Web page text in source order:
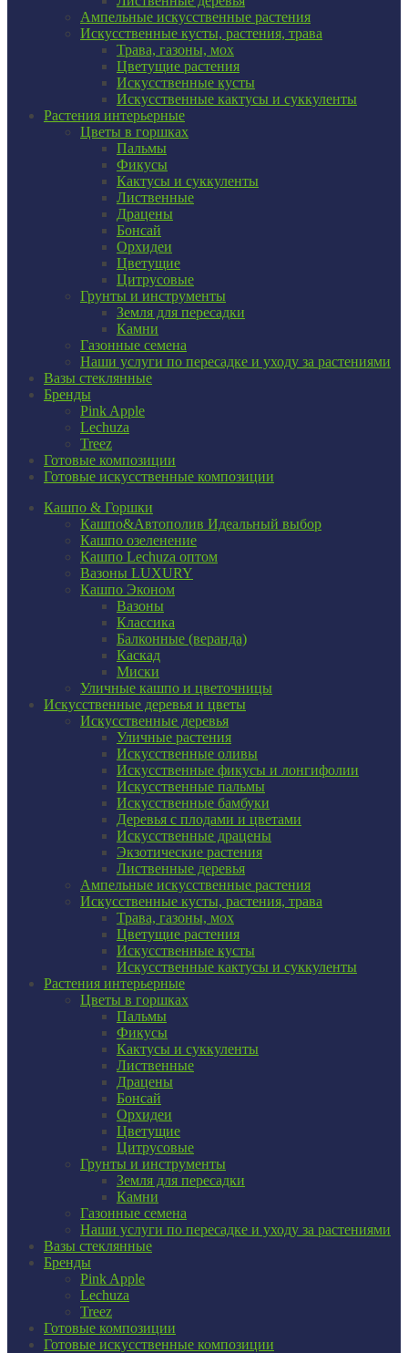
Ампельные искусственные растения
Искусственные кусты, растения, трава
Трава, газоны, мох
Цветущие растения
Искусственные кусты
Искусственные кактусы и суккуленты
Растения интерьерные
Цветы в горшках
Пальмы
Фикусы
Кактусы и суккуленты
Лиственные
Драцены
Бонсай
Орхидеи
Цветущие
Цитрусовые
Грунты и инструменты
Земля для пересадки
Камни
Газонные семена
Наши услуги по пересадке и уходу за растениями
Вазы стеклянные
Бренды
Pink Apple
Lechuza
Treez
Готовые композиции
Готовые искусственные композиции
Кашпо & Горшки
Кашпо&Автополив Идеальный выбор
Кашпо озеленение
Кашпо Lechuza оптом
Вазоны LUXURY
Кашпо Эконом
Вазоны
Классика
Балконные (веранда)
Каскад
Миски
Уличные кашпо и цветочницы
Искусственные деревья и цветы
Искусственные деревья
Уличные растения
Искусственные оливы
Искусственные фикусы и лонгифолии
Искусственные пальмы
Искусственные бамбуки
Деревья с плодами и цветами
Искусственные драцены
Экзотические растения
Лиственные деревья
Ампельные искусственные растения
Искусственные кусты, растения, трава
Трава, газоны, мох
Цветущие растения
Искусственные кусты
Искусственные кактусы и суккуленты
Растения интерьерные
Цветы в горшках
Пальмы
Фикусы
Кактусы и суккуленты
Лиственные
Драцены
Бонсай
Орхидеи
Цветущие
Цитрусовые
Грунты и инструменты
Земля для пересадки
Камни
Газонные семена
Наши услуги по пересадке и уходу за растениями
Вазы стеклянные
Бренды
Pink Apple
Lechuza
Treez
Готовые композиции
Готовые искусственные композиции